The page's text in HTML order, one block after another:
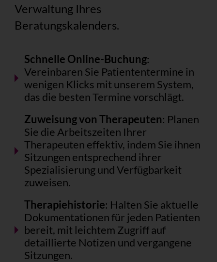
Verwaltung Ihres
Beratungskalenders.
Schnelle Online-Buchung:
Vereinbaren Sie Patiententermine in
wenigen Klicks mit unserem System,
das die besten Termine vorschlägt.
Zuweisung von Therapeuten: Planen
Sie die Arbeitszeiten Ihrer
Therapeuten effektiv, indem Sie ihnen
Sitzungen entsprechend ihrer
Spezialisierung und Verfügbarkeit
zuweisen.
Therapiehistorie: Halten Sie aktuelle
Dokumentationen für jeden Patienten
bereit, mit leichtem Zugriff auf
detaillierte Notizen und vergangene
Sitzungen.